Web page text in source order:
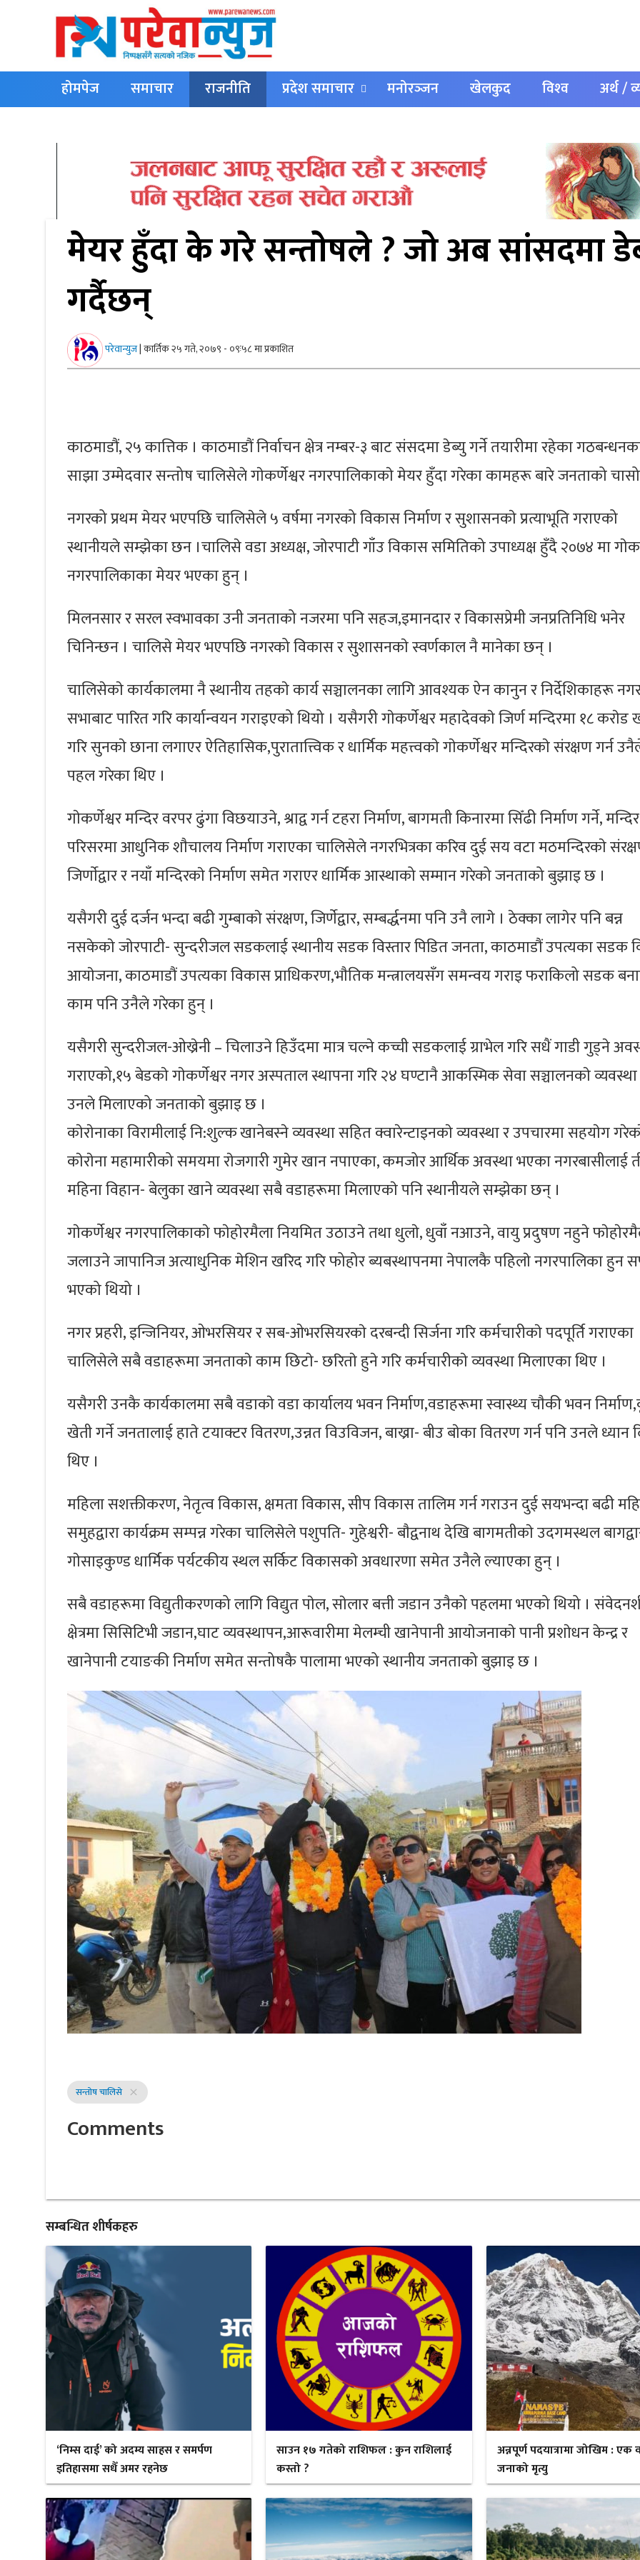
होमपेज समाचार राजनीति प्रदेश समाचार मनोरञ्‍जन खेलकुद विश्‍व
अर्थ /
मेयर हुँदा के गरे सन्ताेषले ? जो अब सांसदमा
गर्दैछन्
परेवान्युज|कार्तिक २५ गते, २०७९ - ०९ः५८ मा प्रकाशित
काठमाडौं, २५ कात्तिक । काठमाडौं निर्वाचन क्षेत्र नम्बर-३ बाट संसदमा डेब्यु गर्ने तयारीमा रहेका
साझा उम्मेदवार सन्तोष चालिसेले गाेकर्णेश्वर नगरपालिकाकाे मेयर हुँदा गरेका कामहरू बारे जनताको
नगरको प्रथम मेयर भएपछि चालिसेले ५ वर्षमा नगरको विकास निर्माण र सुशासनकाे प्रत्याभूति गराएको
स्थानीयले सम्झेका छन ।चालिसे वडा अध्यक्ष, जाेरपाटी गाँउ विकास समितिको उपाध्यक्ष हुँदै २०७४ मा
नगरपालिकाका मेयर भएका हुन् ।
मिलनसार र सरल स्वभावका उनी जनताको नजरमा पनि सहज,इमानदार र विकासप्रेमी जनप्रतिनिधि भनेर
चिनिन्छन । चालिसे मेयर भएपछि नगरको विकास र सुशासनकाे स्वर्णकाल नै मानेका छन् ।
चालिसेकाे कार्यकालमा नै स्थानीय तहकाे कार्य सञ्चालनका लागि आवश्यक ऐन कानुन र निर्देशिकाहरू
सभाबाट पारित गरि कार्यान्वयन गराइएको थियो । यसैगरी गाेकर्णेश्वर महादेवकाे जिर्ण मन्दिरमा १८ कराेड
गरि सुनकाे छाना लगाएर ऐतिहासिक,पुरातात्त्विक र धार्मिक महत्त्वकाे गाेकर्णेश्वर मन्दिरकाे संरक्षण गर्न
पहल गरेका थिए ।
गाेकर्णेश्वर मन्दिर वरपर ढुंगा विछयाउने, श्राद्व गर्न टहरा निर्माण, बागमती किनारमा सिँढी निर्माण गर्ने, मन्दिर
परिसरमा आधुनिक शाैचालय निर्माण गराएका चालिसेले नगरभित्रका करिव दुई सय वटा मठमन्दिरकाे
जिर्णाेद्वार र नयाँ मन्दिरकाे निर्माण समेत गराएर धार्मिक आस्थाको सम्मान गरेको जनताको बुझाइ छ ।
यसैगरी दुई दर्जन भन्दा बढी गुम्बाकाे संरक्षण, जिर्णेद्वार, सम्बर्द्धनमा पनि उनै लागे । ठेक्का लागेर पनि बन्न
नसकेकाे जाेरपाटी- सुन्दरीजल सडकलाई स्थानीय सडक विस्तार पिडित जनता, काठमाडौं उपत्यका सडक
आयाेजना, काठमाडौं उपत्यका विकास प्राधिकरण,भाैतिक मन्त्रालयसँग समन्वय गराइ फराकिलो सडक
काम पनि उनैले गरेका हुन् ।
यसैगरी सुन्दरीजल-ओख्रेनी – चिलाउने हिउँदमा मात्र चल्ने कच्ची सडकलाई ग्राभेल गरि सधैं गाडी गुड्ने
गराएको,१५ बेडकाे गाेकर्णेश्वर नगर अस्पताल स्थापना गरि २४ घण्टानै आकस्मिक सेवा सञ्चालनकाे
उनले मिलाएको जनताको बुझाइ छ ।
काेराेनाका विरामीलाई नि:शुल्क खानेबस्ने व्यवस्था सहित क्वारेन्टाइनकाे व्यवस्था र उपचारमा सहयाेग
काेराेना महामारीको समयमा राेजगारी गुमेर खान नपाएका, कमजोर आर्थिक अवस्था भएका नगरबासीलाई
महिना विहान- बेलुका खाने व्यवस्था सबै वडाहरूमा मिलाएकाे पनि स्थानीयले सम्झेका छन् ।
गाेकर्णेश्वर नगरपालिकाकाे फाेहाेरमैला नियमित उठाउने तथा धुलाे, धुवाँ नआउने, वायु प्रदुषण नहुने
जलाउने जापानिज अत्याधुनिक मेशिन खरिद गरि फोहोर ब्यबस्थापनमा नेपालकै पहिलाे नगरपालिका हुन
भएको थियो ।
नगर प्रहरी, इन्जिनियर, ओभरसियर र सब-ओभरसियरकाे दरबन्दी सिर्जना गरि कर्मचारीकाे पदपूर्ति गराएका
चालिसेले सबै वडाहरूमा जनताकाे काम छिटाे- छरिताे हुने गरि कर्मचारीकाे व्यवस्था मिलाएका थिए ।
यसैगरी उनकै कार्यकालमा सबै वडाकाे वडा कार्यालय भवन निर्माण,वडाहरूमा स्वास्थ्य चाैकी भवन
खेती गर्ने जनतालाई हाते टयाक्टर वितरण,उन्नत विउविजन, बाख्रा- बीउ बाेका वितरण गर्न पनि उनले ध्यान
थिए ।
महिला सशक्तीकरण, नेतृत्व विकास, क्षमता विकास, सीप विकास तालिम गर्न गराउन दुई सयभन्दा बढी
समुहद्वारा कार्यक्रम सम्पन्न गरेका चालिसेले पशुपति- गुहेश्वरी- बाैद्वनाथ देखि बागमतीकाे उदगमस्थल
गाेसाइकुण्ड धार्मिक पर्यटकीय स्थल सर्किट विकासकाे अवधारणा समेत उनैले ल्याएका हुन् ।
सबै वडाहरूमा विद्युतीकरणको लागि विद्युत पाेल, साेलार बत्ती जडान उनैको पहलमा भएको थियो ।
क्षेत्रमा सिसिटिभी जडान,घाट व्यवस्थापन,आरूवारीमा मेलम्ची खानेपानी आयाेजनाकाे पानी प्रशाेधन केन्द्र र
खानेपानी टयाङकी निर्माण समेत सन्तोषकै पालामा भएको स्थानीय जनताको बुझाइ छ ।
सन्तोष चालिसे close
Comments
सम्बन्धित शीर्षकहरु
‘निम्स दाई’ को अदम्य साहस र समर्पण
इतिहासमा सधैँ अमर रहनेछ
साउन १७ गतेको राशिफल : कुन राशिलाई
कस्तो ?
अन्नपूर्ण पदयात्रामा जोखिम : एक
जनाको मृत्यु